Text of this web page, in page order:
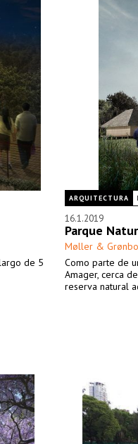
de 5
ARQUITECTURA
16.1.2019
Parque
Møller &
Como parte de
Amager, cerca
reserva natural